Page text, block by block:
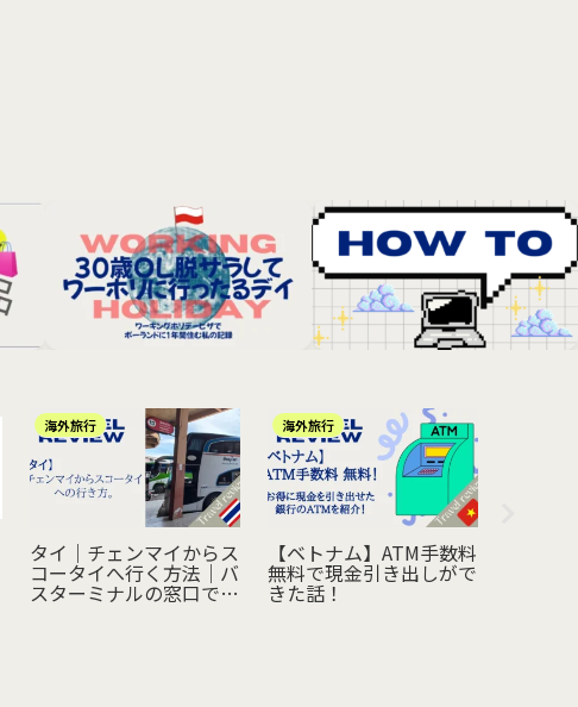
海外旅行
タイ｜チェンマイからス
コータイへ行く方法｜バ
スターミナルの窓口でチ
海外旅行
【ベトナム】ATM手数料
無料で現金引き出しがで
きた話！